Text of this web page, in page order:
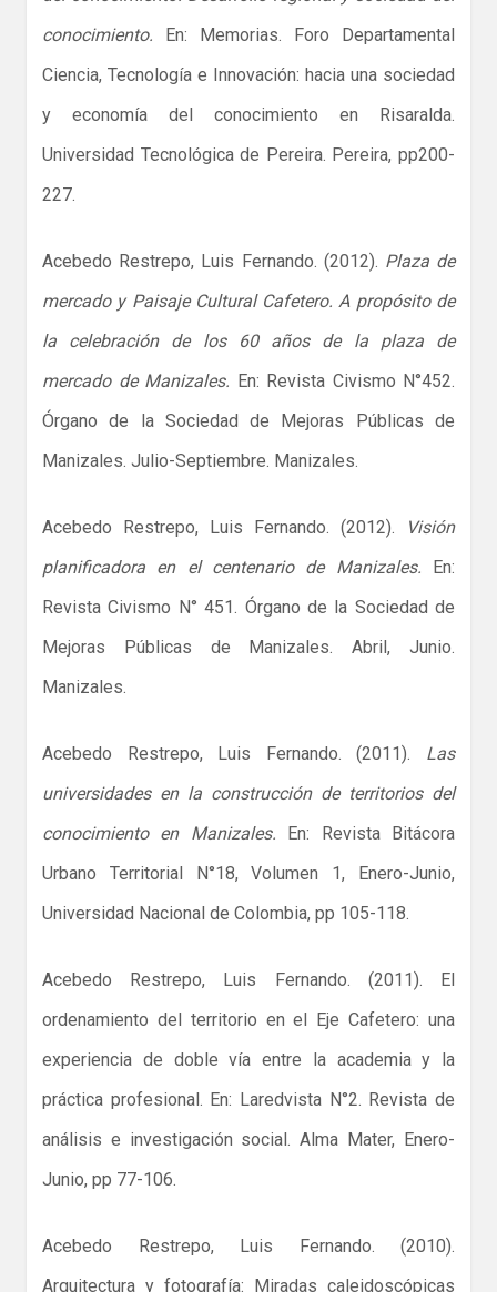
conocimiento. En: Memorias. Foro Departamental
Ciencia, Tecnología e Innovación: hacia una sociedad
y economía del conocimiento en Risaralda.
Universidad Tecnológica de Pereira. Pereira, pp200-
227.
Acebedo Restrepo, Luis Fernando. (2012). Plaza de
mercado y Paisaje Cultural Cafetero. A propósito de
la celebración de los 60 años de la plaza de
mercado de Manizales. En: Revista Civismo N°452.
Órgano de la Sociedad de Mejoras Públicas de
Manizales. Julio-Septiembre. Manizales.
Acebedo Restrepo, Luis Fernando. (2012). Visión
planificadora en el centenario de Manizales. En:
Revista Civismo N° 451. Órgano de la Sociedad de
Mejoras Públicas de Manizales. Abril, Junio.
Manizales.
Acebedo Restrepo, Luis Fernando. (2011). Las
universidades en la construcción de territorios del
conocimiento en Manizales. En: Revista Bitácora
Urbano Territorial N°18, Volumen 1, Enero-Junio,
Universidad Nacional de Colombia, pp 105-118.
Acebedo Restrepo, Luis Fernando. (2011). El
ordenamiento del territorio en el Eje Cafetero: una
experiencia de doble vía entre la academia y la
práctica profesional. En: Laredvista N°2. Revista de
análisis e investigación social. Alma Mater, Enero-
Junio, pp 77-106.
Acebedo Restrepo, Luis Fernando. (2010).
Arquitectura y fotografía: Miradas caleidoscópicas